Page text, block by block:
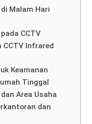
Malam Hari
CCTV
CCTV Infrared
Keamanan
Tinggal
Area Usaha
dan